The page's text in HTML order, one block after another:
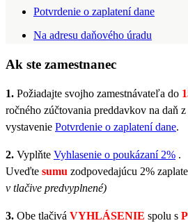
Potvrdenie o zaplatení dane
Na adresu daňového úradu
Ak ste zamestnanec
1. Požiadajte svojho zamestnávateľa do
ročného zúčtovania preddavkov na daň
vystavenie Potvrdenie o zaplatení dane.
2. Vyplňte Vyhlasenie o poukázaní 2% .
Uveďte sumu zodpovedajúcu 2%
v tlačive predvyplnené)
3. Obe tlačivá VYHLÁSENIE spolu s